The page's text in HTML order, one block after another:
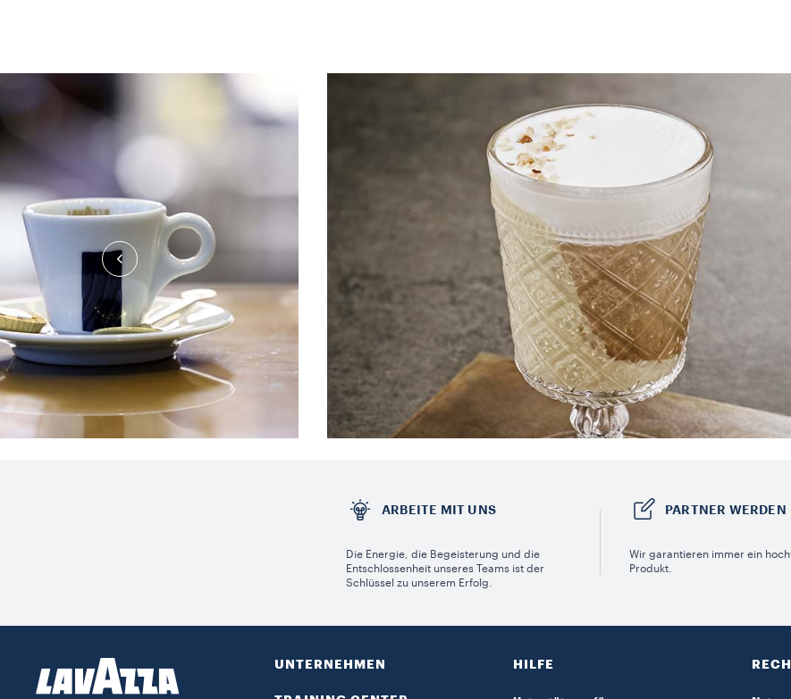
ARBEITE MIT UNS
Die Energie, die Begeisterung und die
Entschlossenheit unseres Teams ist der
Schlüssel zu unserem Erfolg.
PARTNER WERDEN
Wir garantieren immer ein
Produkt.
UNTERNEHMEN HILFE